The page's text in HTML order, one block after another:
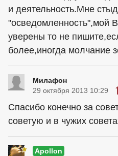
и деятельность.Мне
"осведомленность",мой
уверены то не
более,иногда молчание
Милафон
29 октября 2013 10:29
Спасибо конечно за
советую и в чужих
Apollon